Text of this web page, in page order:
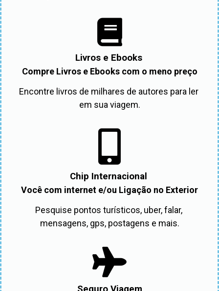
Livros e Ebooks
Compre Livros e Ebooks com o meno preço
Encontre livros de milhares de autores para ler
em sua viagem.
Chip Internacional
Você com internet e/ou Ligação no Exterior
Pesquise pontos turísticos, uber, falar,
mensagens, gps, postagens e mais.
Seguro Viagem